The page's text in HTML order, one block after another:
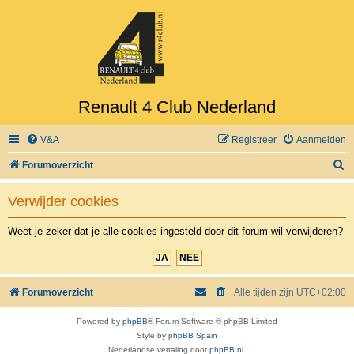
Renault 4 Club Nederland
V&A Aanmelden
Registreer
Forumoverzicht
o
Verwijder cookies
Weet je zeker dat je alle cookies ingesteld door dit forum wil verwijderen?
Forumoverzicht Alle tijden zijn UTC+02:00
Powered by phpBB® Forum Software © phpBB Limited
Style by phpBB Spain
Nederlandse vertaling doorphpBB.nl